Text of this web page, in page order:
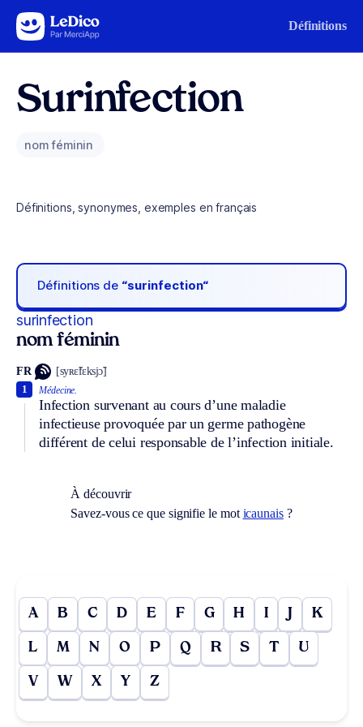
Aller au contenu Définitions
Surinfection
nom féminin
Définitions, synonymes, exemples en français
Définitions de “surinfection“
surinfection
nom féminin
FR [syʀɛ̃fɛksjɔ̃]
Médecine.
Infection survenant au cours d’une maladie
infectieuse provoquée par un germe pathogène
différent de celui responsable de l’infection initiale.
1
À découvrir
Savez-vous ce que signifie le mot icaunais?
A B C D E F G H I J K
L M N O P Q R S T U
V W X Y Z